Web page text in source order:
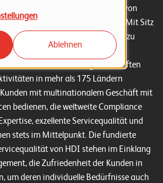
Ablehnen
P
o
r
t
f
o
l
i
Versicherungslösungen von
Unternehmen und Konzernen ab. Mit Sitz
Talanx-Gruppe hat HDI Zugang zu
welches über
Tochter- und Schwestergesellschaften
in mehr als 175 Ländern
mit multinationalem Geschäft mit
bedienen, die weltweite Compliance
exzellente Servicequalität und
stets im Mittelpunkt. Die fundierte
von HDI stehen im Einklang
die Zufriedenheit der Kunden in
um deren individuelle Bedürfnisse auch